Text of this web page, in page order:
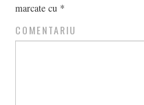
marcate cu *
COMENTARIU